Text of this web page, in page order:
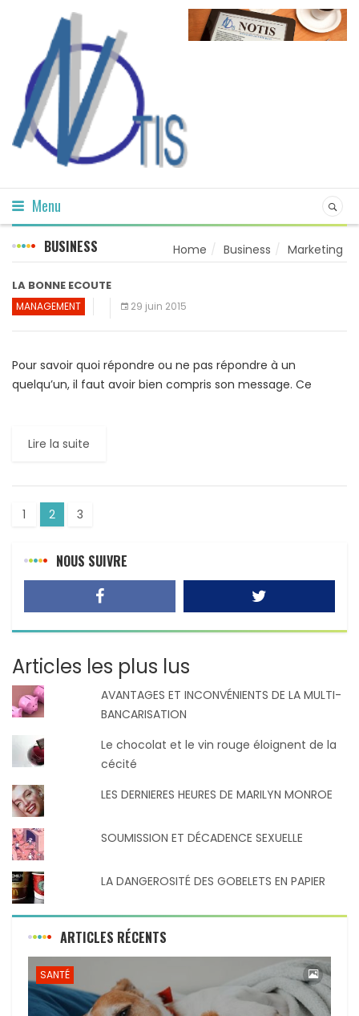
Menu
BUSINESS Home Business Marketing
LA BONNE ECOUTE
MANAGEMENT 29 juin 2015
Pour savoir quoi répondre ou ne pas répondre à un
quelqu’un, il faut avoir bien compris son message. Ce
Lire la suite
1 2 3
NOUS SUIVRE
Articles les plus lus
AVANTAGES ET INCONVÉNIENTS DE LA MULTI-
BANCARISATION
Le chocolat et le vin rouge éloignent de la
cécité
LES DERNIERES HEURES DE MARILYN MONROE
SOUMISSION ET DÉCADENCE SEXUELLE
LA DANGEROSITÉ DES GOBELETS EN PAPIER
ARTICLES RÉCENTS
SANTÉ